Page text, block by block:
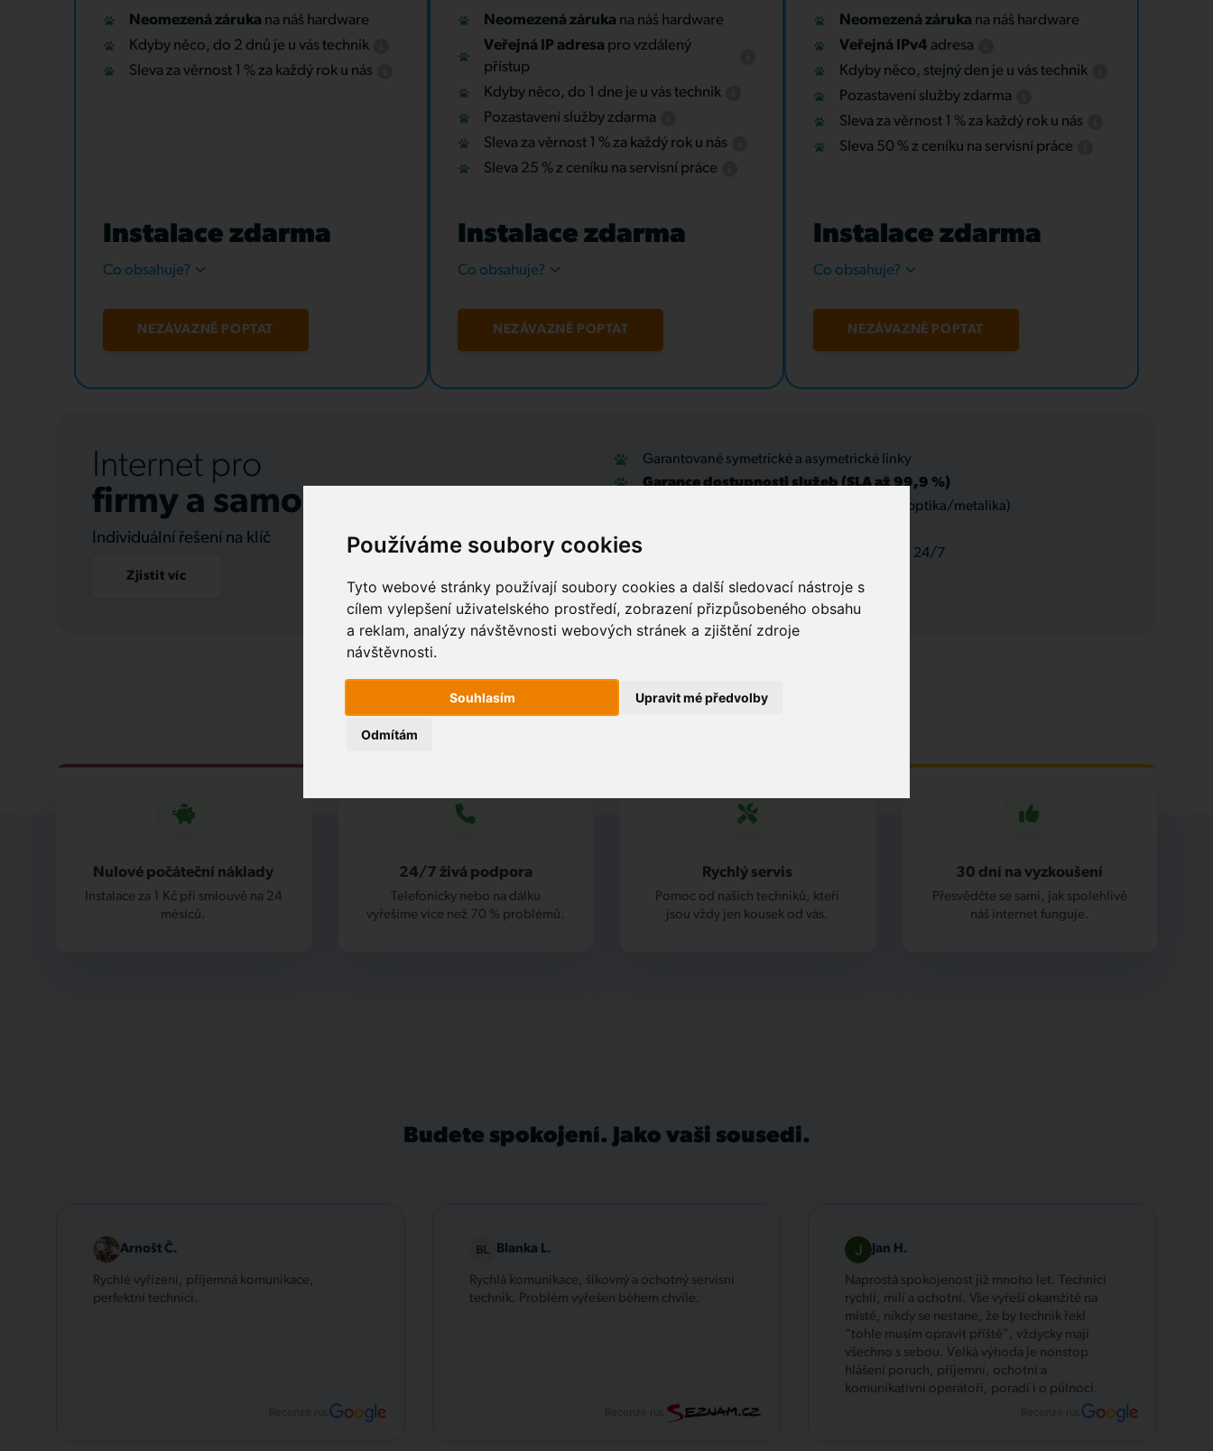
Používáme soubory cookies
Tyto webové stránky používají soubory cookies a další sledovací nástroje s
cílem vylepšení uživatelského prostředí, zobrazení přizpůsobeného obsahu
a reklam, analýzy návštěvnosti webových stránek a zjištění zdroje
návštěvnosti.
Souhlasím
Odmítám
Upravit mé předvolby
Neomezená záruka na náš hardware
Kdyby něco, do 2 dnů je u vás technik
Sleva za věrnost 1 % za každý rok u nás
Instalace zdarma
Co obsahuje?
NEZÁVAZNĚ POPTAT
Neomezená záruka na náš hardware
Veřejná IP adresa pro vzdálený
přístup
Kdyby něco, do 1 dne je u vás technik
Pozastavení služby zdarma
Sleva za věrnost 1 % za každý rok u nás
Sleva 25 % z ceníku na servisní práce
Instalace zdarma
Co obsahuje?
NEZÁVAZNĚ POPTAT
Neomezená záruka na náš hardware
Veřejná IPv4 adresa
Kdyby něco, stejný den je u vás technik
Pozastavení služby zdarma
Sleva za věrnost 1 % za každý rok u nás
Sleva 50 % z ceníku na servisní práce
Instalace zdarma
Co obsahuje?
NEZÁVAZNĚ POPTAT
Internet pro
firmy a samosprávu
Individuální řešení na klíč
Zjistit víc
Garantované symetrické a asymetrické linky
Garance dostupnosti služeb (SLA až 99,9 %)
Optické přípojky a interní datové rozvody (optika/metalika)
IT outsourcing, správa sítí a servis, podpora 24/7
Nulové počáteční náklady
Instalace za 1 Kč při smlouvě na 24
měsíců.
24/7 živá podpora
Telefonicky nebo na dálku
vyřešíme více než 70 % problémů.
Rychlý servis
Pomoc od našich techniků, kteří
jsou vždy jen kousek od vás.
30 dní na vyzkoušení
Přesvědčte se sami, jak spolehlivě
náš internet funguje.
Budete spokojení. Jako vaši sousedi.
Arnošt Č.
Rychlé vyřízení, příjemná komunikace,
perfektní technici.
Blanka L.
Rychlá komunikace, šikovný a ochotný servisní
technik. Problém vyřešen během chvíle.
Jan H.
Naprostá spokojenost již mnoho let. Technici
rychlí, milí a ochotní. Vše vyřeší okamžitě na
místě, nikdy se nestane, že by technik řekl
"tohle musím opravit příště", vždycky mají
všechno s sebou. Velká výhoda je nonstop
hlášení poruch, příjemní, ochotní a
komunikativní operátoři, poradí i o půlnoci.
Recenze na: